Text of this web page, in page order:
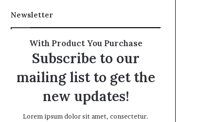
Newsletter
With Product You Purchase
Subscribe to our
mailing list to get the
new updates!
Lorem ipsum dolor sit amet, consectetur.